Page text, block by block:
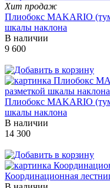
Хит продаж
Плиобокс MAKARIO
шкалы наклона
В наличии
9 600
Плиобокс MAKARIO
шкалы наклона
В наличии
14 300
Координационная